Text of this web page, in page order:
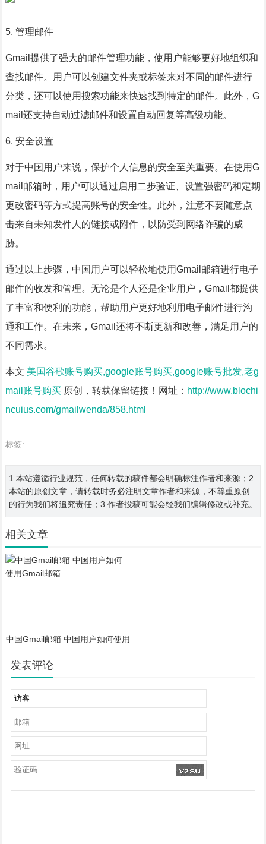
5. 管理邮件
Gmail提供了强大的邮件管理功能，使用户能够更好地组织和
查找邮件。用户可以创建文件夹或标签来对不同的邮件进行
分类，还可以使用搜索功能来快速找到特定的邮件。此外，G
mail还支持自动过滤邮件和设置自动回复等高级功能。
6. 安全设置
对于中国用户来说，保护个人信息的安全至关重要。在使用G
mail邮箱时，用户可以通过启用二步验证、设置强密码和定期
更改密码等方式提高账号的安全性。此外，注意不要随意点
击来自未知发件人的链接或附件，以防受到网络诈骗的威
胁。
通过以上步骤，中国用户可以轻松地使用Gmail邮箱进行电子
邮件的收发和管理。无论是个人还是企业用户，Gmail都提供
了丰富和便利的功能，帮助用户更好地利用电子邮件进行沟
通和工作。在未来，Gmail还将不断更新和改善，满足用户的
不同需求。
本文 美国谷歌账号购买,google账号购买,google账号批发,老g
mail账号购买原创，转载保留链接！网址： http://www.blochi
ncuius.com/gmailwenda/858.html
标签:
1.本站遵循行业规范，任何转载的稿件都会明确标注作者和来源；2.
本站的原创文章，请转载时务必注明文章作者和来源，不尊重原创
的行为我们将追究责任；3.作者投稿可能会经我们编辑修改或补充。
相关文章
中国Gmail邮箱 中国用户如何使用
发表评论